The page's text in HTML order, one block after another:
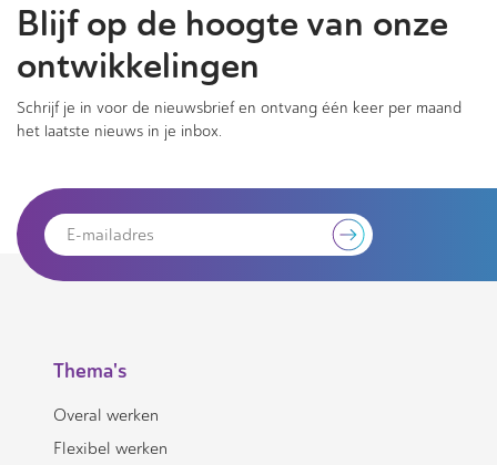
Blijf op de hoogte van onze
ontwikkelingen
Schrijf je in voor de nieuwsbrief en ontvang één keer per maand
het laatste nieuws in je inbox.
Thema's
Overal werken
Flexibel werken